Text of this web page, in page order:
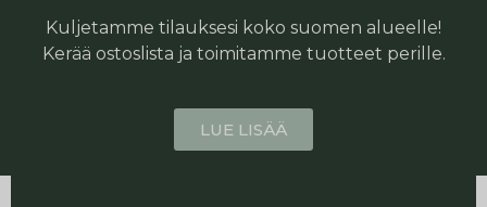
Kuljetamme tilauksesi koko suomen alueelle!
Kerää ostoslista ja toimitamme tuotteet perille.
LUE LISÄÄ